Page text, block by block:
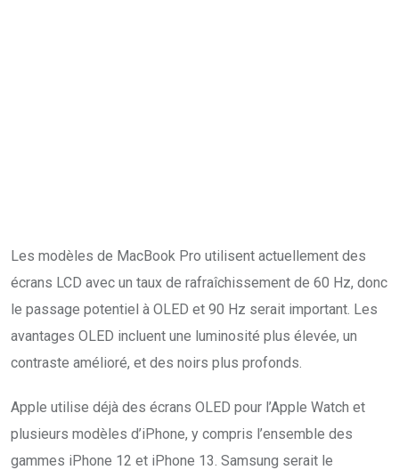
Les modèles de MacBook Pro utilisent actuellement des
écrans LCD avec un taux de rafraîchissement de 60 Hz, donc
le passage potentiel à OLED et 90 Hz serait important. Les
avantages OLED incluent une luminosité plus élevée, un
contraste amélioré, et des noirs plus profonds.
Apple utilise déjà des écrans OLED pour l’Apple Watch et
plusieurs modèles d’iPhone, y compris l’ensemble des
gammes iPhone 12 et iPhone 13. Samsung serait le